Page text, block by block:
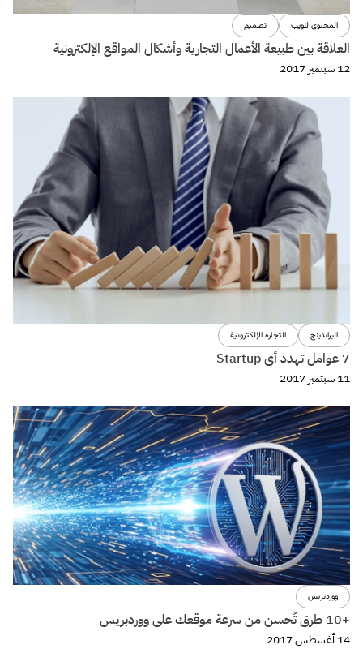
المحتوى للويب تصميم
العلاقة بين طبيعة الأعمال التجارية وأشكال المواقع الإلكترونية
12 سبتمبر 2017
البراندينج التجارة الإلكترونية
7 عوامل تهدد أى Startup
11 سبتمبر 2017
ووردبريس
+10 طرق تُحسن من سرعة موقعك على ووردبريس
14 أغسطس 2017